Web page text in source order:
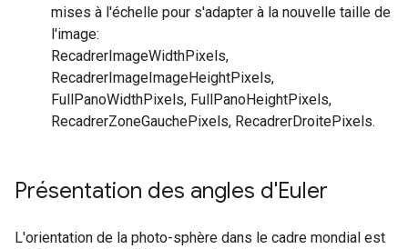
mises à l'échelle pour s'adapter à la nouvelle taille de
l'image:
RecadrerImageWidthPixels,
RecadrerImageImageHeightPixels,
FullPanoWidthPixels, FullPanoHeightPixels,
RecadrerZoneGauchePixels, RecadrerDroitePixels.
Présentation des angles d'Euler
L'orientation de la photo-sphère dans le cadre mondial est